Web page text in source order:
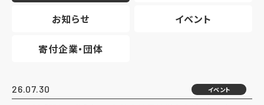
お知らせ イベント
寄付企業・団体
26.07.30 イベント